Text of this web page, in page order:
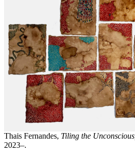
Thais Fernandes, Tiling the Unconscious,
2023–.